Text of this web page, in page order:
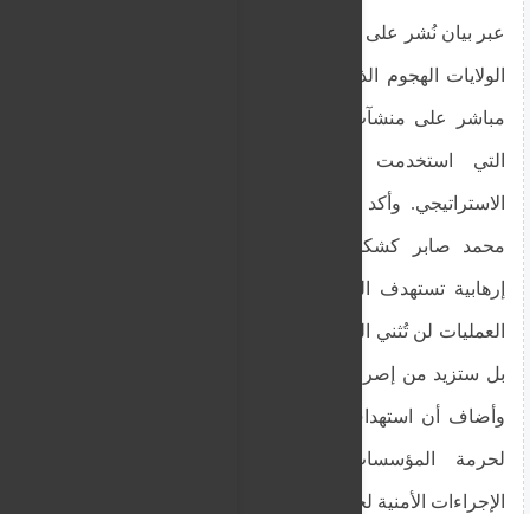
عبر بيان نُشر على منصة “فيسبوك”، وصفت لجنة أمن
الولايات الهجوم الذي استهدف مدينة الدبة بأنه اعتداء
مباشر على منشآت مدنية، مشيرة إلى أن المسيّرة
التي استخدمت في الهجوم كانت من النوع
الاستراتيجي. وأكد رئيس اللجنة الأمنية لمحلية الدبة،
محمد صابر كشكش، أن هذه الهجمات تُعد أعمالًا
إرهابية تستهدف المدنيين، مشددًا على أن مثل هذه
العمليات لن تُثني السلطات عن دعم القوات المسلحة،
بل ستزيد من إصرارها على مواجهة التهديدات الأمنية.
وأضاف أن استهداف كلية الهندسة يُعد انتهاكًا صارخًا
لحرمة المؤسسات التعليمية، داعيًا إلى تعزيز
الإجراءات الأمنية لحماية المرافق الحيوية في المدينة.